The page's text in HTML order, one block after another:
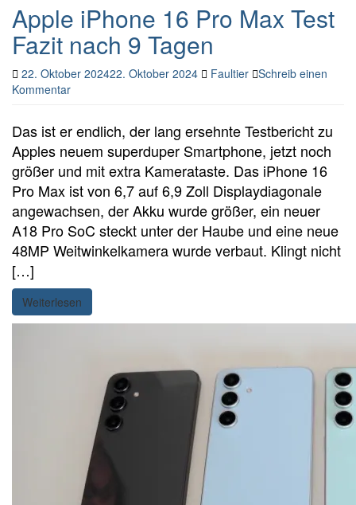
Apple iPhone 16 Pro Max Test
Fazit nach 9 Tagen
22. Oktober 202422. Oktober 2024 Faultier Schreib einen
Kommentar
Das ist er endlich, der lang ersehnte Testbericht zu
Apples neuem superduper Smartphone, jetzt noch
größer und mit extra Kamerataste. Das iPhone 16
Pro Max ist von 6,7 auf 6,9 Zoll Displaydiagonale
angewachsen, der Akku wurde größer, ein neuer
A18 Pro SoC steckt unter der Haube und eine neue
48MP Weitwinkelkamera wurde verbaut. Klingt nicht
[…]
Weiterlesen